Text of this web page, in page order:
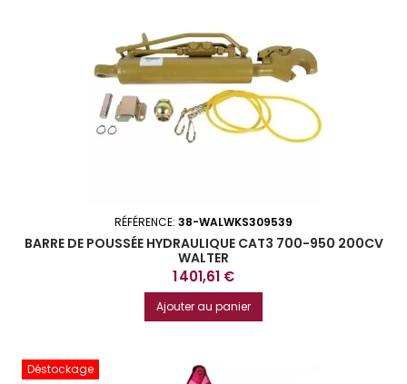
RÉFÉRENCE: 38-WALWKS309539
BARRE DE POUSSÉE HYDRAULIQUE CAT3 700-950 200CV
WALTER
Prix
1 401,61 €
Ajouter au panier
Déstockage